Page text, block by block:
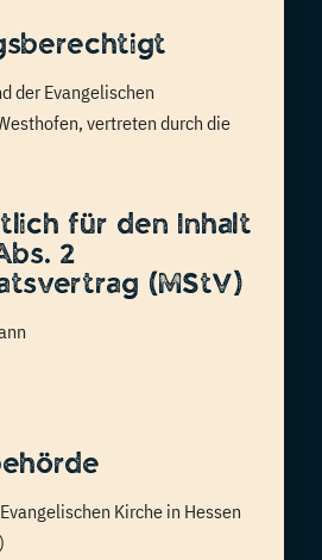
der Evangelischen
vertreten durch die
für den Inhalt
2
(MStV)
Kirche in Hessen